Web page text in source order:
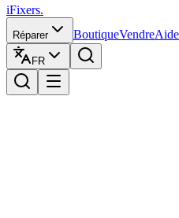
iFixers.
Réparer BoutiqueVendre
FR